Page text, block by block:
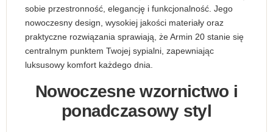
sobie przestronność, elegancję i funkcjonalność. Jego
nowoczesny design, wysokiej jakości materiały oraz
praktyczne rozwiązania sprawiają, że Armin 20 stanie się
centralnym punktem Twojej sypialni, zapewniając
luksusowy komfort każdego dnia.
Nowoczesne wzornictwo i
ponadczasowy styl